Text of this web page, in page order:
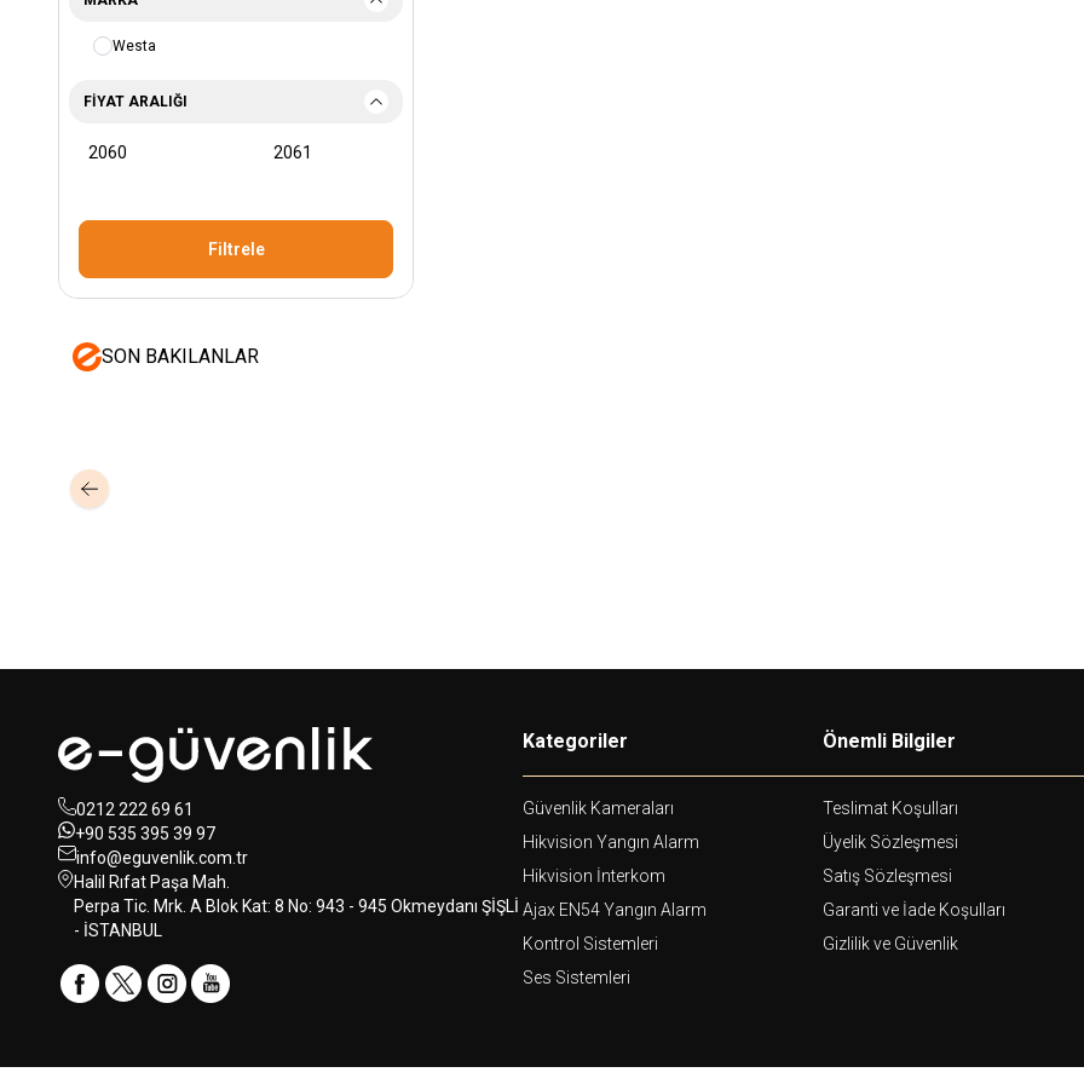
Westa
FIYAT ARALIĞI
Filtrele
SON BAKILANLAR
0212 222 69 61
+90 535 395 39 97
info@eguvenlik.com.tr
Halil Rıfat Paşa Mah.
Perpa Tic. Mrk. A Blok Kat: 8 No: 943 - 945 Okmeydanı ŞİŞLİ
- İSTANBUL
Kategoriler
Güvenlik Kameraları
Hikvision Yangın Alarm
Hikvision İnterkom
Ajax EN54 Yangın Alarm
Kontrol Sistemleri
Ses Sistemleri
Önemli Bilgiler
Teslimat Koşulları
Üyelik Sözleşmesi
Satış Sözleşmesi
Garanti ve İade Koşulları
Gizlilik ve Güvenlik